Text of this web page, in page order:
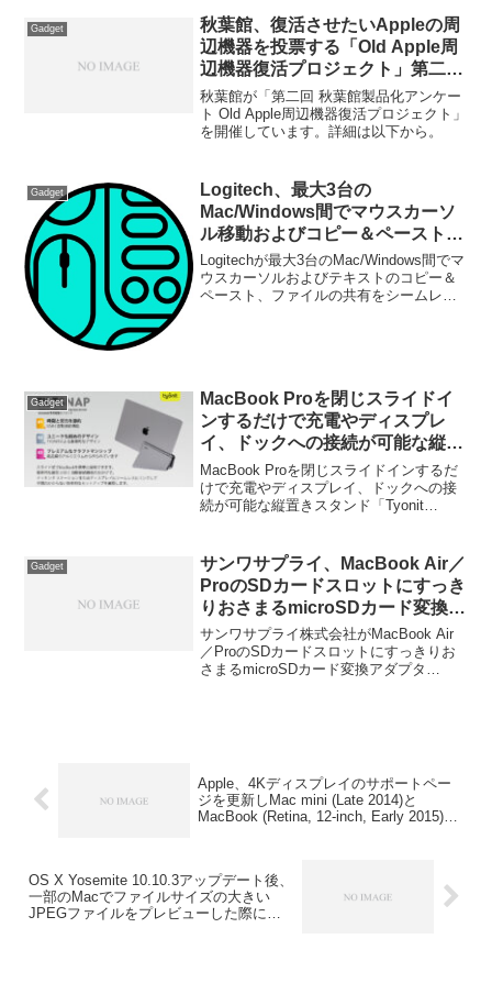
Gadget
秋葉館、復活させたいAppleの周
辺機器を投票する「Old Apple周
辺機器復活プロジェクト」第二回
秋葉館製品化アンケートを8月31
日まで開催。
秋葉館が「第二回 秋葉館製品化アンケー
ト Old Apple周辺機器復活プロジェクト」
を開催しています。詳細は以下から。
Gadget
Logitech、最大3台の
Mac/Windows間でマウスカーソ
ル移動およびコピー＆ペースト、
ファイルの共有をシームレスに行
うことが出来る「Logitech
Flow」を発表。
Logitechが最大3台のMac/Windows間でマ
ウスカーソルおよびテキストのコピー＆
ペースト、ファイルの共有をシームレス
Gadget
MacBook Proを閉じスライドイ
ンするだけで充電やディスプレ
イ、ドックへの接続が可能な縦置
きスタンド「Tyonit TiltSnap」が
日本でも発売。
MacBook Proを閉じスライドインするだ
けで充電やディスプレイ、ドックへの接
続が可能な縦置きスタンド「Tyonit
Gadget
サンワサプライ、MacBook Air／
ProのSDカードスロットにすっき
りおさまるmicroSDカード変換ア
ダプタ「ADR-MMICRO」を発
売。
サンワサプライ株式会社がMacBook Air
／ProのSDカードスロットにすっきりお
さまるmicroSDカード変換アダプタ
Apple、4Kディスプレイのサポートペー
ジを更新しMac mini (Late 2014)と
MacBook (Retina, 12-inch, Early 2015)を
OS X Yosemite 10.10.3アップデート後、
一部のMacでファイルサイズの大きい
JPEGファイルをプレビューした際にカ